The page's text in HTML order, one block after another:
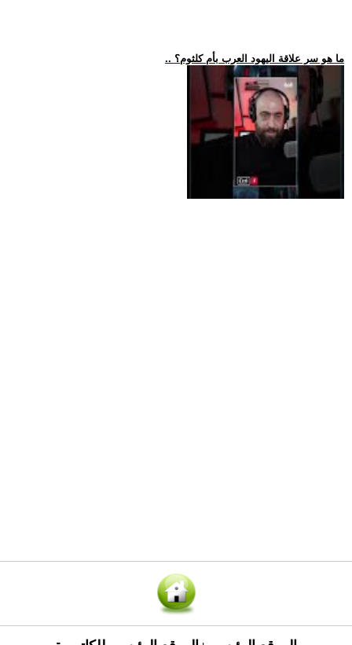
.. ما هو سر علاقة اليهود العرب بأم كلثوم؟